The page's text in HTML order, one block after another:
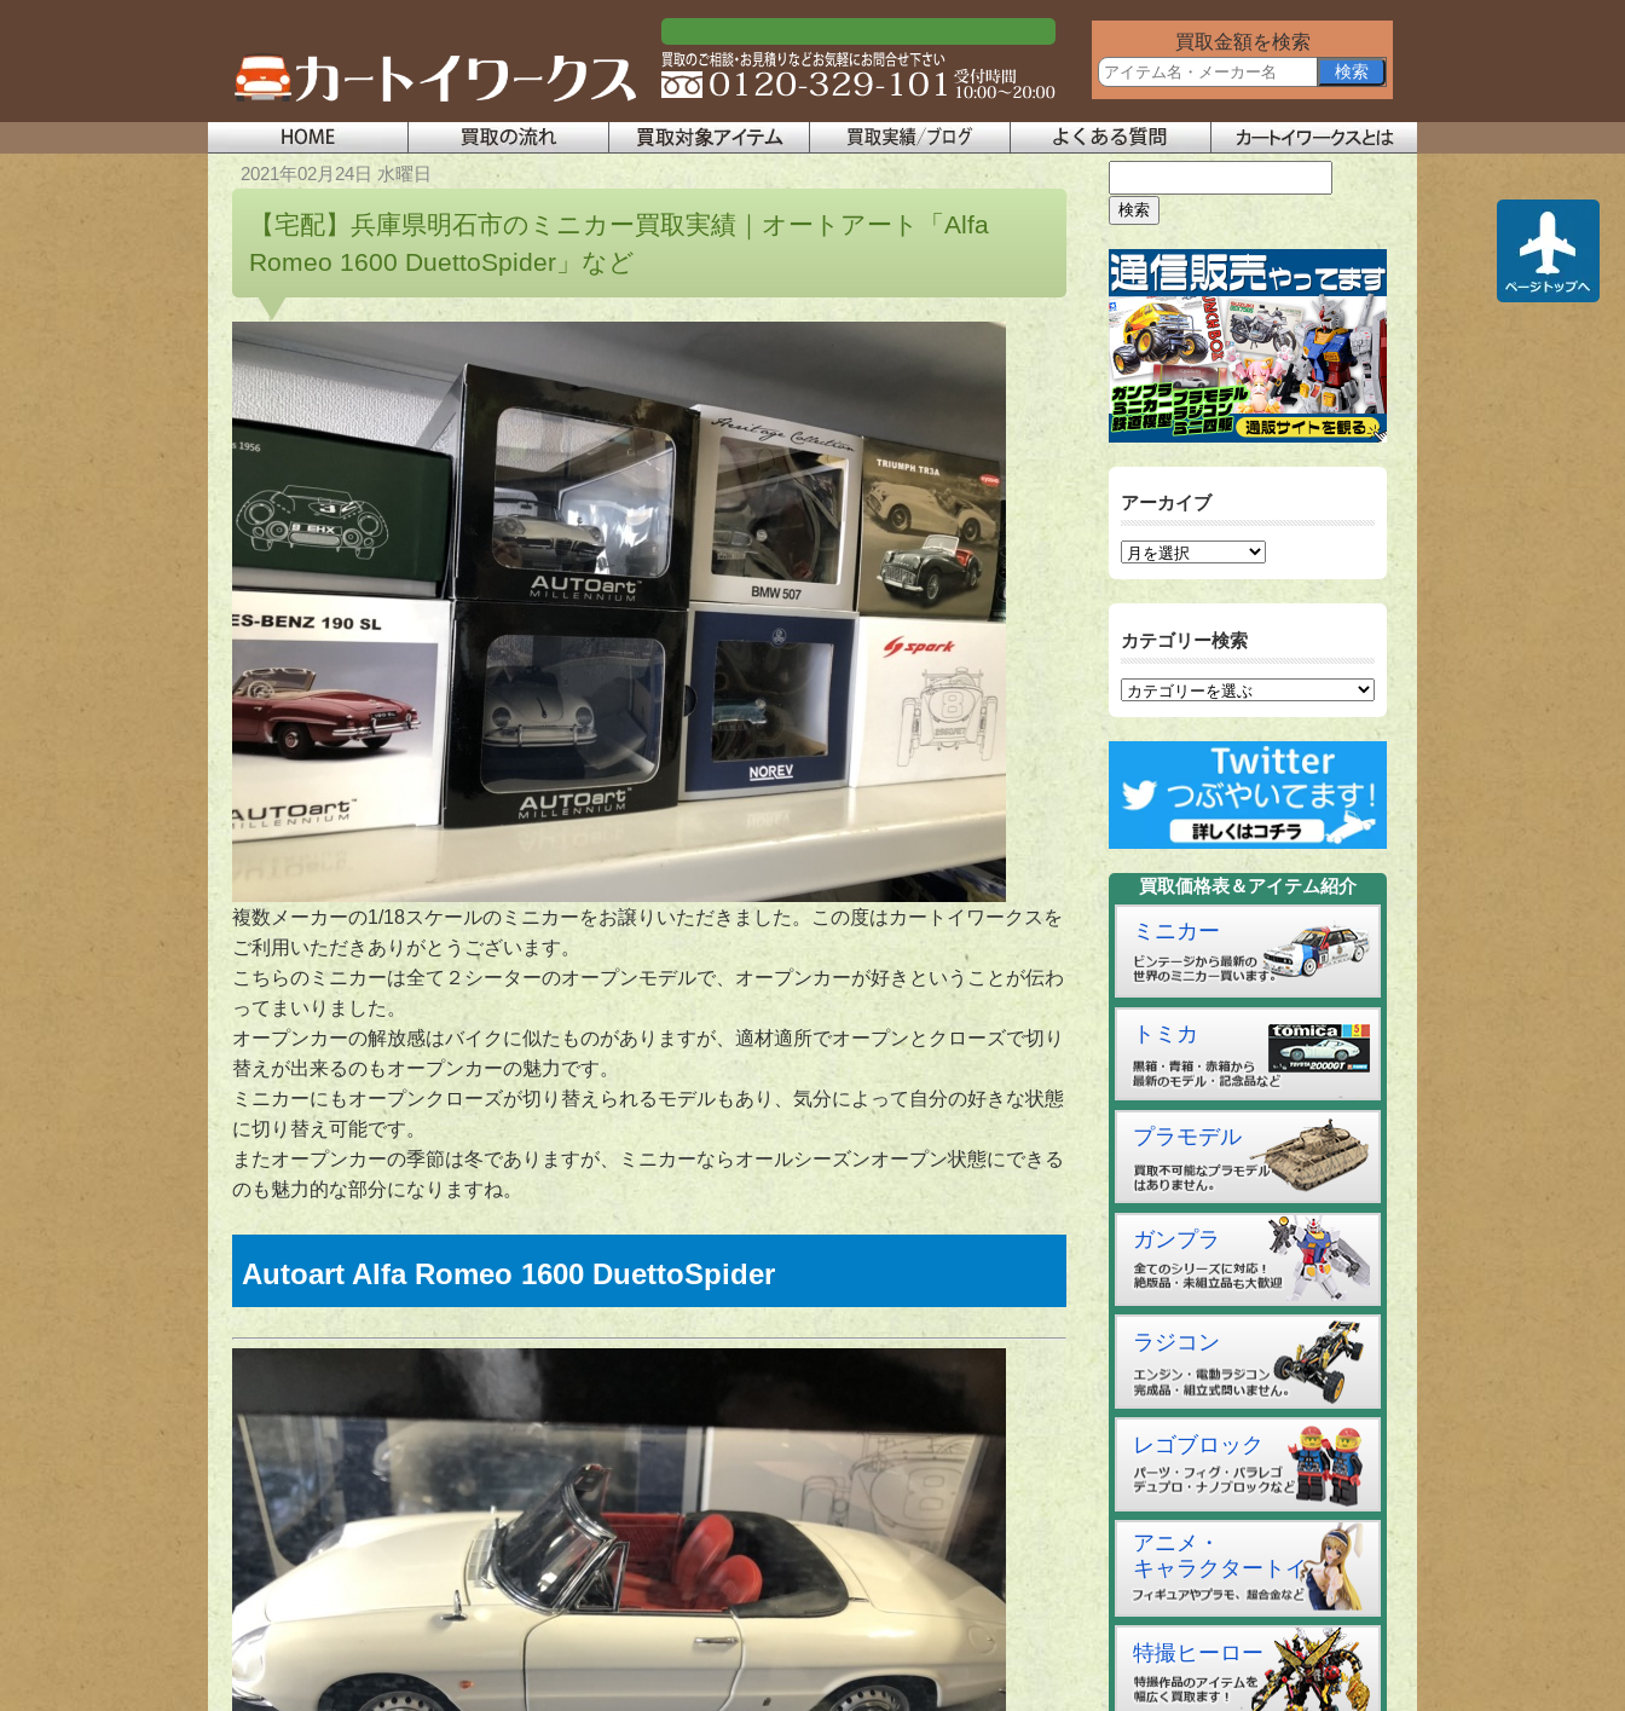
買取金額を検索
2021年02月24日 水曜日
【宅配】兵庫県明石市のミニカー買取実績｜オートアート「Alfa
Romeo 1600 DuettoSpider」など
複数メーカーの1/18スケールのミニカーをお譲りいただきました。この度はカートイワークスを
ご利用いただきありがとうございます。
こちらのミニカーは全て２シーターのオープンモデルで、オープンカーが好きということが伝わ
ってまいりました。
オープンカーの解放感はバイクに似たものがありますが、適材適所でオープンとクローズで切り
替えが出来るのもオープンカーの魅力です。
ミニカーにもオープンクローズが切り替えられるモデルもあり、気分によって自分の好きな状態
に切り替え可能です。
またオープンカーの季節は冬でありますが、ミニカーならオールシーズンオープン状態にできる
のも魅力的な部分になりますね。
Autoart Alfa Romeo 1600 DuettoSpider
アーカイブ
カテゴリー検索
買取価格表＆アイテム紹介
ミニカー
トミカ
プラモデル
ガンプラ
ラジコン
レゴブロック
アニメ・
キャラクタートイ
特撮ヒーロー